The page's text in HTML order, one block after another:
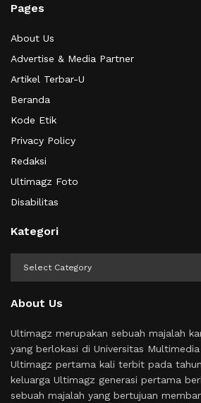
Pages
About Us
Advertise & Media Partner
Artikel Terbar-U
Beranda
Kode Etik
Privacy Policy
Redaksi
Ultimagz Foto
Disabilitas
Kategori
About Us
Ultimagz merupakan sebuah majalah
yang berlokasi di Universitas
Ultimagz pertama kali terbit pada
keluarga Ultimagz generasi pertama
sebuah majalah yang bertujuan